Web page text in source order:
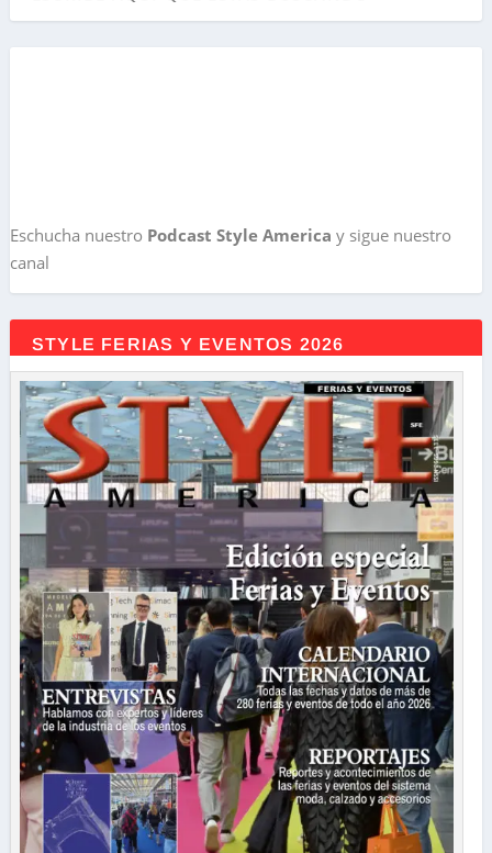
Eschucha nuestro Podcast Style America y sigue nuestro
canal
STYLE FERIAS Y EVENTOS 2026